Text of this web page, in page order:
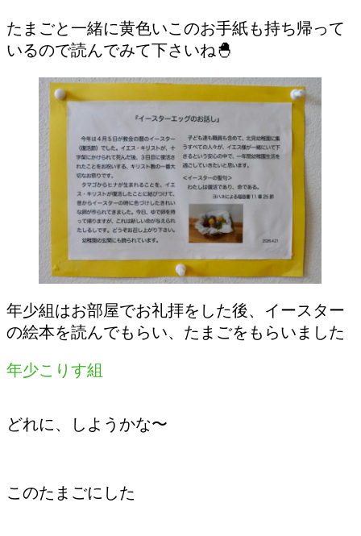
たまごと一緒に黄色いこのお手紙も持ち帰って
いるので読んでみて下さいね🐣
年少組はお部屋でお礼拝をした後、イースター
の絵本を読んでもらい、たまごをもらいました
年少こりす組
どれに、しようかな〜
このたまごにした